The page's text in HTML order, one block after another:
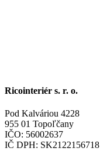
Ricointeriér s. r. o.
Pod Kalváriou 4228
955 01 Topoľčany
IČO: 56002637
IČ DPH: SK2122156718